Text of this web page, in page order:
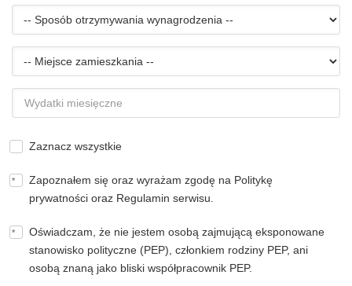
-
-
Wykształcenie
Sposób
otrzymywania
-
Miejsce
zamieszkania
-
Zaznacz wszystkie
Zapoznałem się oraz wyrażam zgodę na Politykę
prywatności oraz Regulamin serwisu.
Oświadczam, że nie jestem osobą zajmującą eksponowane
stanowisko polityczne (PEP), członkiem rodziny PEP, ani
osobą znaną jako bliski współpracownik PEP.